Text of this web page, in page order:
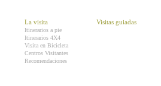
La visita
Itinerarios a pie
Itinerarios 4X4
Visita en Bicicleta
Centros Visitantes
Recomendaciones
Visitas guiadas